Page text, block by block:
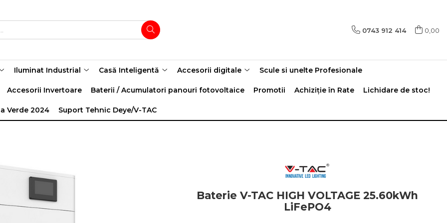
0743 912 414 0,00
Iluminat Industrial Casă Inteligentă Accesorii digitale Scule si unelte Profesionale
Accesorii Invertoare Baterii / Acumulatori panouri fotovoltaice Promotii Achiziție în Rate Lichidare de stoc!
Verde 2024 Suport Tehnic Deye/V-TAC
Baterie V-TAC HIGH VOLTAGE 25.60kWh
LiFePO4